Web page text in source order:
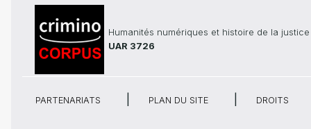
Humanités numériques et histoire de la justice
UAR 3726
PARTENARIATS PLAN DU SITE DROITS